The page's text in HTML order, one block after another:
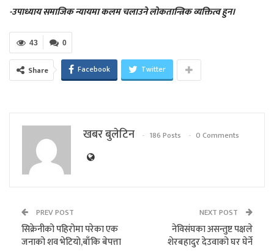
-उपाध्याय समाजिक न्यायमा कलम चलाउने लोकतान्त्रिक व्यक्तित्व हुन।
0
43
Share Facebook Twitter
खबर बुलेटिन 186 Posts 0 Comments
PREV POST
सिक्रेनीको पहिरोमा परेका एक
जनाको‌ शव भेटियो,बाँकि बेपत्ता
NEXT POST
नेविसंघका असन्तुष्ट पक्षले
शेरबहादुर देउवाको घर घेर्ने